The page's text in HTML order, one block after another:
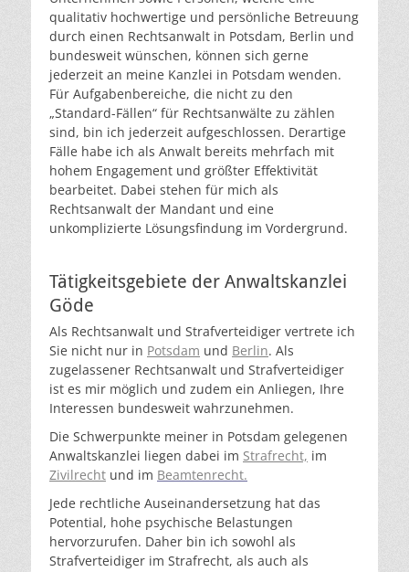
qualitativ hochwertige und persönliche Betreuung
durch einen Rechtsanwalt in Potsdam, Berlin und
bundesweit wünschen, können sich gerne
jederzeit an meine Kanzlei in Potsdam wenden.
Für Aufgabenbereiche, die nicht zu den
„Standard-Fällen“ für Rechtsanwälte zu zählen
sind, bin ich jederzeit aufgeschlossen. Derartige
Fälle habe ich als Anwalt bereits mehrfach mit
hohem Engagement und größter Effektivität
bearbeitet. Dabei stehen für mich als
Rechtsanwalt der Mandant und eine
unkomplizierte Lösungsfindung im Vordergrund.
Tätigkeitsgebiete der Anwaltskanzlei
Göde
Als Rechtsanwalt und Strafverteidiger vertrete ich
Sie nicht nur in Potsdam und Berlin. Als
zugelassener Rechtsanwalt und Strafverteidiger
ist es mir möglich und zudem ein Anliegen, Ihre
Interessen bundesweit wahrzunehmen.
Die Schwerpunkte meiner in Potsdam gelegenen
Anwaltskanzlei liegen dabei im Strafrecht, im
Zivilrecht und im Beamtenrecht.
Jede rechtliche Auseinandersetzung hat das
Potential, hohe psychische Belastungen
hervorzurufen. Daher bin ich sowohl als
Strafverteidiger im Strafrecht, als auch als